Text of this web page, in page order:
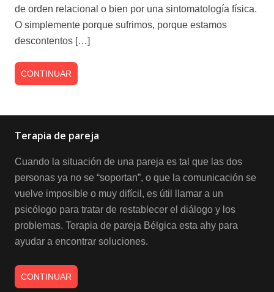
de orden relacional o bien por una sintomatología física.
O simplemente porque sufrimos, porque estamos
descontentos […]
CONTINUAR
Terapia de pareja
Cuando la situación de una pareja es tal que las dos
personas ya no se “soportan”, o que la comunicación se
vuelve imposible o muy difícil, es útil llamar a un
psicólogo para tratar de restablecer el diálogo y los
problemas. Terapia de pareja Bélgica esta ahy para
ayudar a encontrar soluciones.
CONTINUAR